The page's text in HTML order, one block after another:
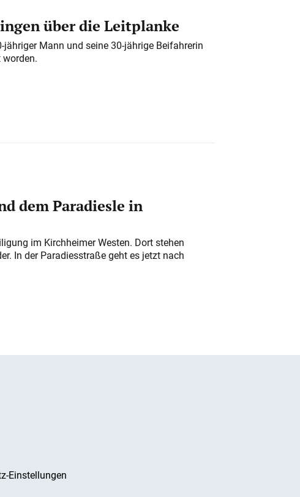
über die Leitplanke
Mann und seine 30-jährige Beifahrerin
dem Paradiesle in
im Kirchheimer Westen. Dort stehen
In der Paradiesstraße geht es jetzt nach
Einstellungen